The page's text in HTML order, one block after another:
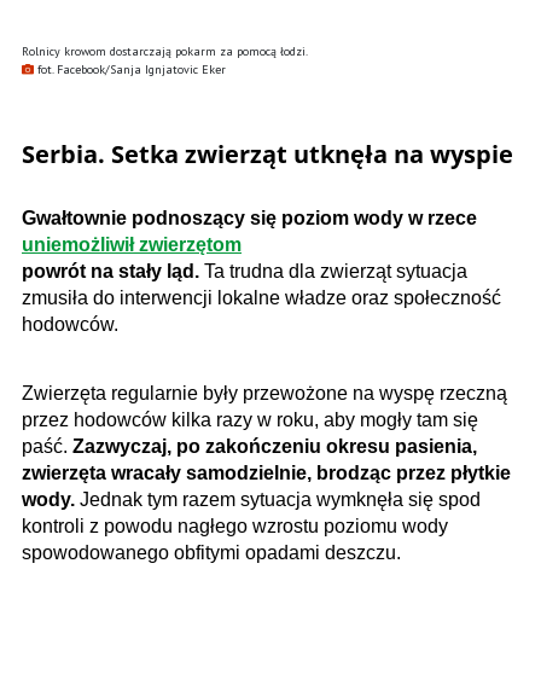
Rolnicy krowom dostarczają pokarm za pomocą łodzi.
fot. Facebook/Sanja Ignjatovic Eker
Serbia. Setka zwierząt utknęła na wyspie
Gwałtownie podnoszący się poziom wody w rzece
uniemożliwił zwierzętom
powrót na stały ląd. Ta trudna dla zwierząt sytuacja
zmusiła do interwencji lokalne władze oraz społeczność
hodowców.
Zwierzęta regularnie były przewożone na wyspę rzeczną
przez hodowców kilka razy w roku, aby mogły tam się
paść. Zazwyczaj, po zakończeniu okresu pasienia,
zwierzęta wracały samodzielnie, brodząc przez płytkie
wody. Jednak tym razem sytuacja wymknęła się spod
kontroli z powodu nagłego wzrostu poziomu wody
spowodowanego obfitymi opadami deszczu.